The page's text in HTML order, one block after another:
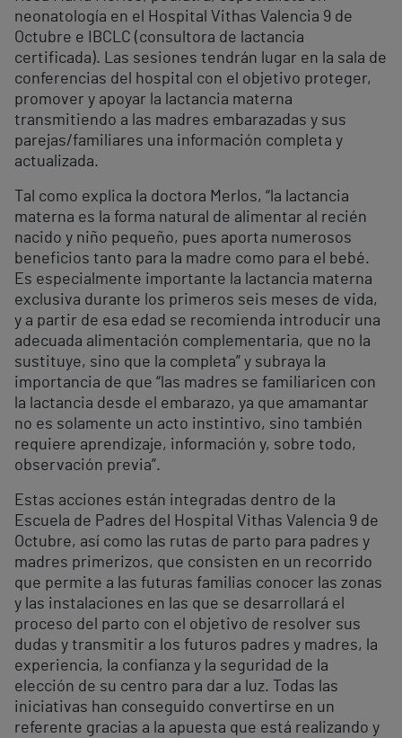
neonatología en el Hospital Vithas Valencia 9 de
Octubre e IBCLC (consultora de lactancia
certificada). Las sesiones tendrán lugar en la sala de
conferencias del hospital con el objetivo proteger,
promover y apoyar la lactancia materna
transmitiendo a las madres embarazadas y sus
parejas/familiares una información completa y
actualizada.
Tal como explica la doctora Merlos, “la lactancia
materna es la forma natural de alimentar al recién
nacido y niño pequeño, pues aporta numerosos
beneficios tanto para la madre como para el bebé.
Es especialmente importante la lactancia materna
exclusiva durante los primeros seis meses de vida,
y a partir de esa edad se recomienda introducir una
adecuada alimentación complementaria, que no la
sustituye, sino que la completa” y subraya la
importancia de que “las madres se familiaricen con
la lactancia desde el embarazo, ya que amamantar
no es solamente un acto instintivo, sino también
requiere aprendizaje, información y, sobre todo,
observación previa”.
Estas acciones están integradas dentro de la
Escuela de Padres del Hospital Vithas Valencia 9 de
Octubre, así como las rutas de parto para padres y
madres primerizos, que consisten en un recorrido
que permite a las futuras familias conocer las zonas
y las instalaciones en las que se desarrollará el
proceso del parto con el objetivo de resolver sus
dudas y transmitir a los futuros padres y madres, la
experiencia, la confianza y la seguridad de la
elección de su centro para dar a luz. Todas las
iniciativas han conseguido convertirse en un
referente gracias a la apuesta que está realizando y